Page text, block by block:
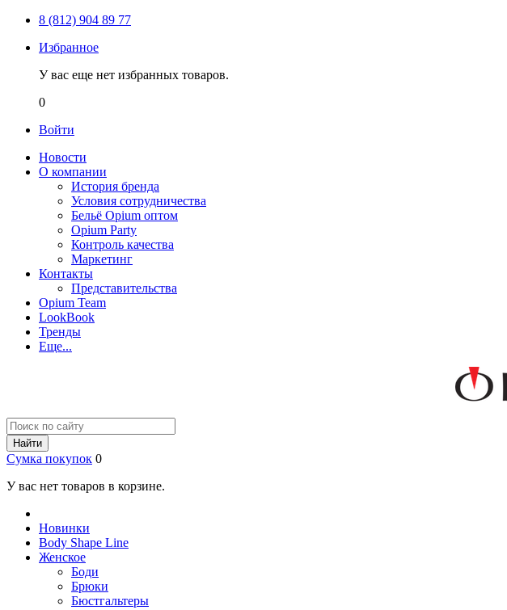
8 (812) 904 89 77
Избранное
У вас еще нет избранных товаров.
0
Войти
Новости
О компании
История бренда
Условия сотрудничества
Бельё Opium оптом
Opium Party
Контроль качества
Маркетинг
Контакты
Представительства
Opium Team
LookBook
Тренды
Еще...
Найти
Сумка покупок 0
У вас нет товаров в корзине.
Новинки
Body Shape Line
Женское
Боди
Брюки
Бюстгальтеры